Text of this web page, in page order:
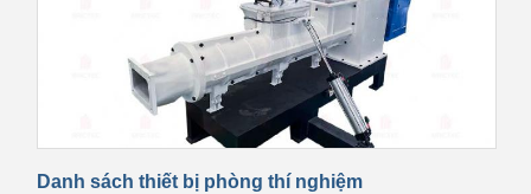
Danh sách thiết bị phòng thí nghiệm